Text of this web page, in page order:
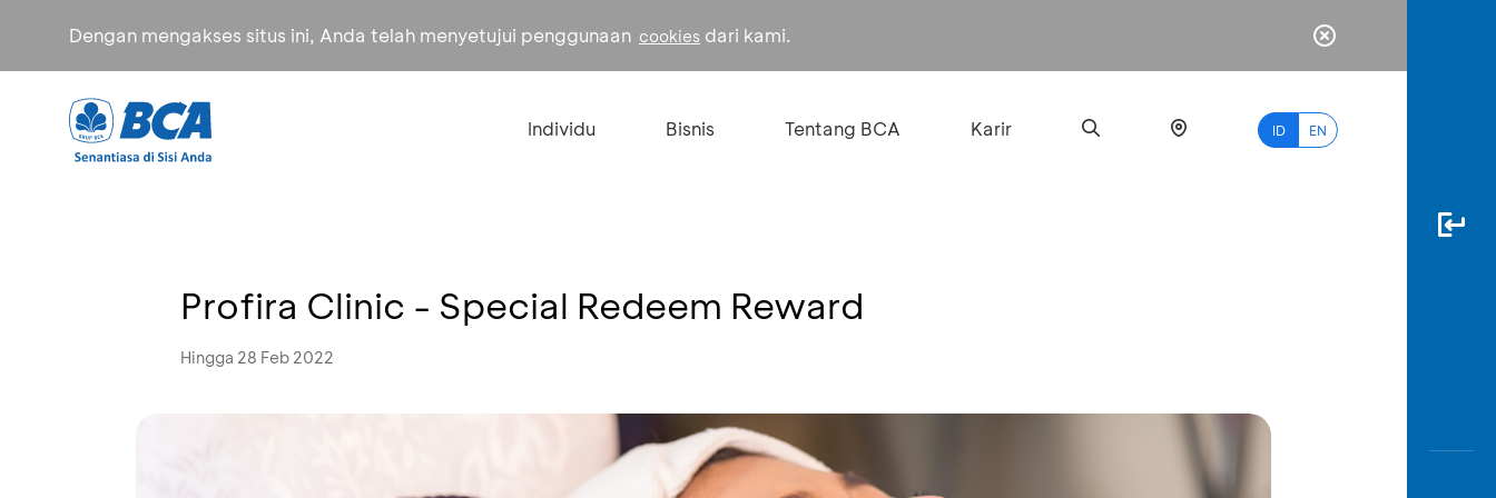
Dengan mengakses situs ini, Anda telah menyetujui penggunaan cookies dari kami.
Individu Bisnis Tentang BCA Karir ID EN
Profira Clinic - Special Redeem Reward
Hingga 28 Feb 2022